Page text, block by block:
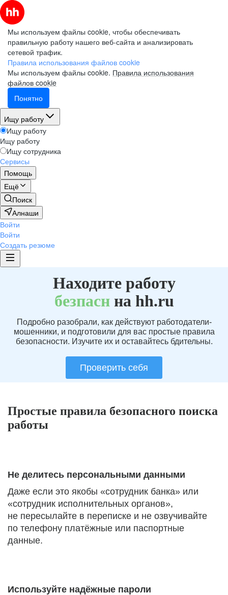
Мы используем файлы cookie, чтобы обеспечивать
правильную работу нашего веб-сайта и анализировать
сетевой трафик.
Правила использования файлов cookie
Мы используем файлы cookie. Правила использования
файлов cookie
Понятно
Ищу работу
Ищу работу
Ищу работу
Ищу сотрудника
Сервисы
Помощь
Ещё
Поиск
Алнаши
Войти
Войти
Создать резюме
Находите работу
безпаснна hh.ru
Подробно разобрали, как действуют работодатели-
мошенники, и подготовили для вас простые правила
безопасности. Изучите их и оставайтесь бдительны.
Проверить себя
Простые правила безопасного поиска
работы
Не делитесь персональными данными
Даже если это якобы «сотрудник банка» или
«сотрудник исполнительных органов»,
не пересылайте в переписке и не озвучивайте
по телефону платёжные или паспортные
данные.
Используйте надёжные пароли